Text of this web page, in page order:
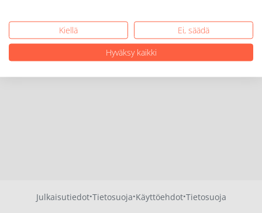
Julkaisutiedot·Tietosuoja·Käyttöehdot·Tietosuoja
Kiellä
Ei, säädä
Hyväksy kaikki